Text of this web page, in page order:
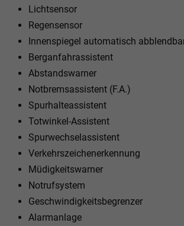
Lichtsensor
Regensensor
Innenspiegel automatisch
Berganfahrassistent
Abstandswarner
Notbremsassistent (F.A.)
Spurhalteassistent
Totwinkel-Assistent
Spurwechselassistent
Verkehrszeichenerkennung
Müdigkeitswarner
Notrufsystem
Geschwindigkeitsbegrenzer
Alarmanlage